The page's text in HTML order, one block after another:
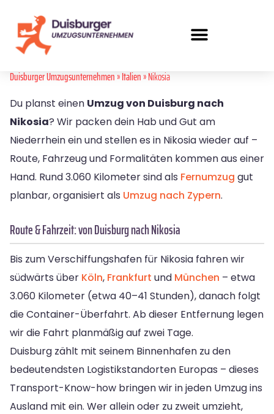
Duisburger Umzugsunternehmen»Italien» Nikosia
Du planst einen Umzug von Duisburg nach
Nikosia? Wir packen dein Hab und Gut am
Niederrhein ein und stellen es in Nikosia wieder auf –
Route, Fahrzeug und Formalitäten kommen aus einer
Hand. Rund 3.060 Kilometer sind als Fernumzug gut
planbar, organisiert als Umzug nach Zypern.
Route & Fahrzeit: von Duisburg nach Nikosia
Bis zum Verschiffungshafen für Nikosia fahren wir
südwärts über Köln, Frankfurt und München – etwa
3.060 Kilometer (etwa 40–41 Stunden), danach folgt
die Container-Überfahrt. Ab dieser Entfernung legen
wir die Fahrt planmäßig auf zwei Tage.
Duisburg zählt mit seinem Binnenhafen zu den
bedeutendsten Logistikstandorten Europas – dieses
Transport-Know-how bringen wir in jeden Umzug ins
Ausland mit ein. Wer allein oder zu zweit umzieht,